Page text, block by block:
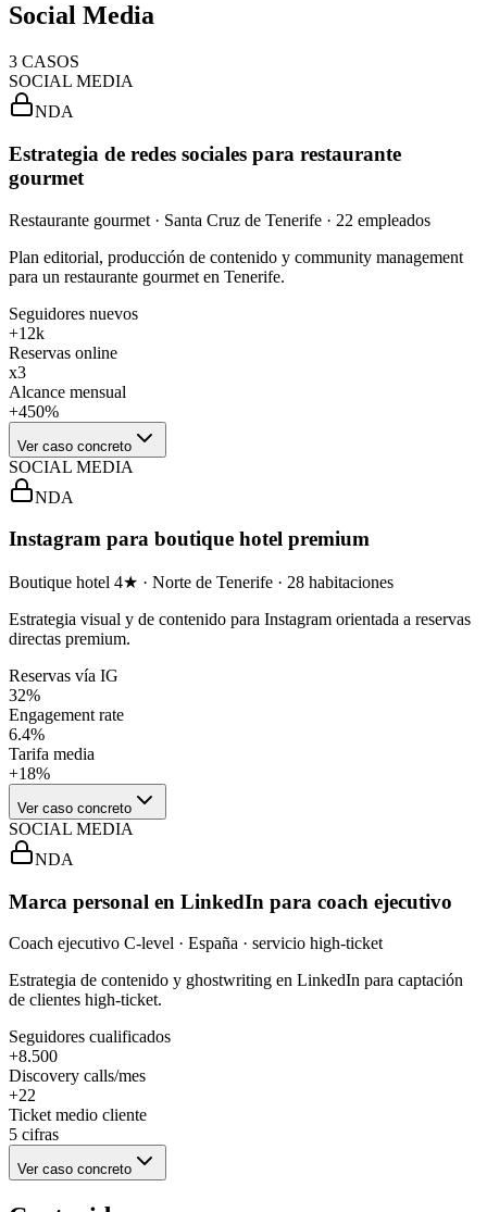
Social Media
3 CASOS
SOCIAL MEDIA
NDA
Estrategia de redes sociales para restaurante
gourmet
Restaurante gourmet · Santa Cruz de Tenerife · 22 empleados
Plan editorial, producción de contenido y community management
para un restaurante gourmet en Tenerife.
Seguidores nuevos
+12k
Reservas online
x3
Alcance mensual
+450%
Ver caso concreto
SOCIAL MEDIA
NDA
Instagram para boutique hotel premium
Boutique hotel 4★ · Norte de Tenerife · 28 habitaciones
Estrategia visual y de contenido para Instagram orientada a reservas
directas premium.
Reservas vía IG
32%
Engagement rate
6.4%
Tarifa media
+18%
Ver caso concreto
SOCIAL MEDIA
NDA
Marca personal en LinkedIn para coach ejecutivo
Coach ejecutivo C-level · España · servicio high-ticket
Estrategia de contenido y ghostwriting en LinkedIn para captación
de clientes high-ticket.
Seguidores cualificados
+8.500
Discovery calls/mes
+22
Ticket medio cliente
5 cifras
Ver caso concreto